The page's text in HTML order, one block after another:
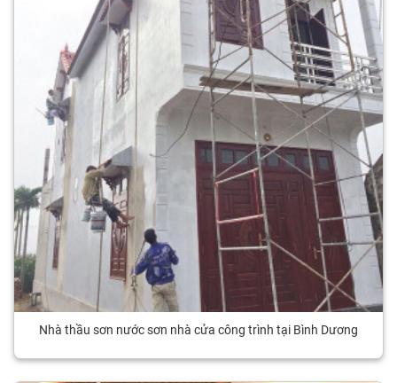
Nhà thầu sơn nước sơn nhà cửa công trình tại Bình Dương